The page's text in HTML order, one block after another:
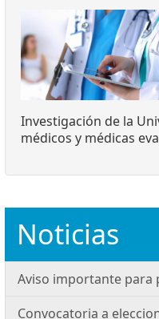
Investigación de la
médicos y médicas
Noticias
Aviso importante para
Convocatoria a